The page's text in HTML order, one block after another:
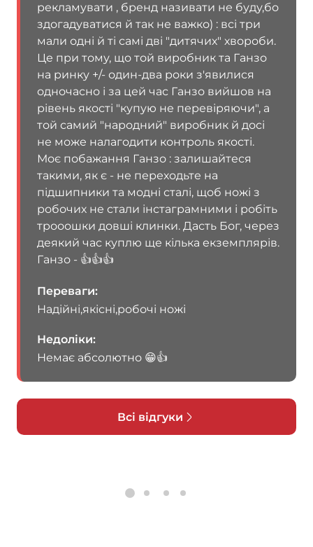
рекламувати , бренд називати не буду,бо
здогадуватися й так не важко) : всі три
мали одні й ті самі дві "дитячих" хвороби.
Це при тому, що той виробник та Ганзо
на ринку +/- один-два роки з'явилися
одночасно і за цей час Ганзо вийшов на
рівень якості "купую не перевіряючи", а
той самий "народний" виробник й досі
не може налагодити контроль якості.
Моє побажання Ганзо : залишайтеся
такими, як є - не переходьте на
підшипники та модні сталі, щоб ножі з
робочих не стали інстаграмними і робіть
трооошки довші клинки. Дасть Бог, через
деякий час куплю ще кілька екземплярів.
Ганзо - 👍👍👍
Переваги
Надійні,якісні,робочі ножі
Недоліки
Немає абсолютно 😁👍
Всі відгуки